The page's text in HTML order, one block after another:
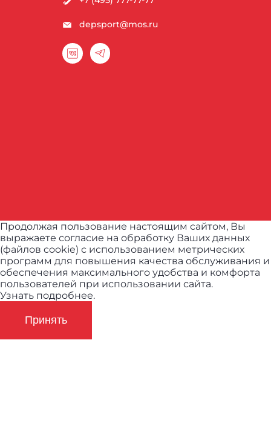
depsport@mos.ru
Продолжая пользование настоящим сайтом, Вы
выражаете согласие на обработку Ваших данных
(файлов cookie) с использованием метрических
программ для повышения качества обслуживания и
обеспечения максимального удобства и комфорта
пользователей при использовании сайта.
Узнать подробнее.
Принять